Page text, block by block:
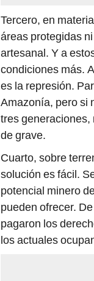
Tercero, en
áreas protegidas
artesanal. Y a
condiciones más.
es la represión.
Amazonía, pero si
tres generaciones,
de grave.
Cuarto, sobre
solución es fácil.
potencial minero
pueden ofrecer.
pagaron los
los actuales